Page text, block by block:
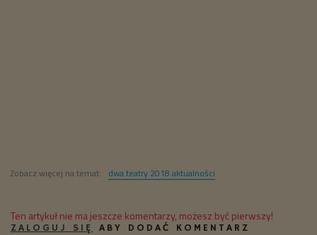
Zobacz więcej na temat: dwa teatry 2018 aktualności
Ten artykuł nie ma jeszcze komentarzy, możesz być pierwszy!
ZALOGUJ SIĘ ABY DODAĆ KOMENTARZ